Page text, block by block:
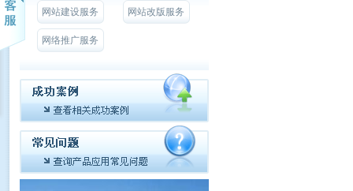
网站建设服务 网站改版服务
网络推广服务